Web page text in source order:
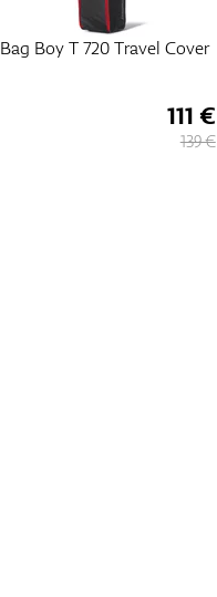
Bag Boy T 720 Travel Cover
111 €
139 €